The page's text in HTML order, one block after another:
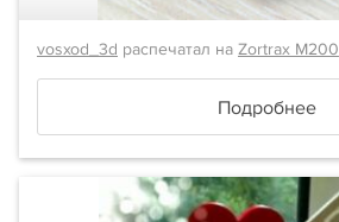
vosxod_3d распечатал на Zortrax M200
Подробнее